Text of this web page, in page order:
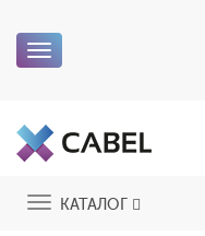
Toggle
ToggleКАТАЛОГ